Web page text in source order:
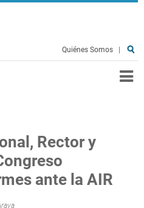
Quiénes Somos
Rector y
ante la AIR